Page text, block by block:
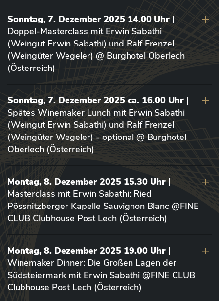
Sonntag, 7. Dezember 2025 14.00 Uhr |
Doppel-Masterclass mit Erwin Sabathi
(Weingut Erwin Sabathi) und Ralf Frenzel
(Weingüter Wegeler) @ Burghotel Oberlech
(Österreich)
Sonntag, 7. Dezember 2025 ca. 16.00 Uhr |
Spätes Winemaker Lunch mit Erwin Sabathi
(Weingut Erwin Sabathi) und Ralf Frenzel
(Weingüter Wegeler) - optional @ Burghotel
Oberlech (Österreich)
Montag, 8. Dezember 2025 15.30 Uhr |
Masterclass mit Erwin Sabathi: Ried
Pössnitzberger Kapelle Sauvignon Blanc @FINE
CLUB Clubhouse Post Lech (Österreich)
Montag, 8. Dezember 2025 19.00 Uhr |
Winemaker Dinner: Die Großen Lagen der
Südsteiermark mit Erwin Sabathi @FINE CLUB
Clubhouse Post Lech (Österreich)